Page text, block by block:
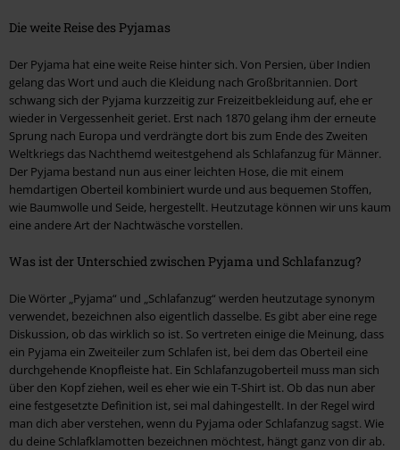
Die weite Reise des Pyjamas
Der Pyjama hat eine weite Reise hinter sich. Von Persien, über Indien
gelang das Wort und auch die Kleidung nach Großbritannien. Dort
schwang sich der Pyjama kurzzeitig zur Freizeitbekleidung auf, ehe er
wieder in Vergessenheit geriet. Erst nach 1870 gelang ihm der erneute
Sprung nach Europa und verdrängte dort bis zum Ende des Zweiten
Weltkriegs das Nachthemd weitestgehend als Schlafanzug für Männer.
Der Pyjama bestand nun aus einer leichten Hose, die mit einem
hemdartigen Oberteil kombiniert wurde und aus bequemen Stoffen,
wie Baumwolle und Seide, hergestellt. Heutzutage können wir uns kaum
eine andere Art der Nachtwäsche vorstellen.
Was ist der Unterschied zwischen Pyjama und Schlafanzug?
Die Wörter „Pyjama“ und „Schlafanzug“ werden heutzutage synonym
verwendet, bezeichnen also eigentlich dasselbe. Es gibt aber eine rege
Diskussion, ob das wirklich so ist. So vertreten einige die Meinung, dass
ein Pyjama ein Zweiteiler zum Schlafen ist, bei dem das Oberteil eine
durchgehende Knopfleiste hat. Ein Schlafanzugoberteil muss man sich
über den Kopf ziehen, weil es eher wie ein T-Shirt ist. Ob das nun aber
eine festgesetzte Definition ist, sei mal dahingestellt. In der Regel wird
man dich aber verstehen, wenn du Pyjama oder Schlafanzug sagst. Wie
du deine Schlafklamotten bezeichnen möchtest, hängt ganz von dir ab.